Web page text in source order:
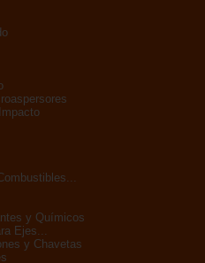
y Químicos
Ejes...
y Chavetas